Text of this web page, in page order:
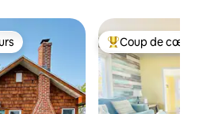
les plus appréciés Coups de cœur
Coup de cœur